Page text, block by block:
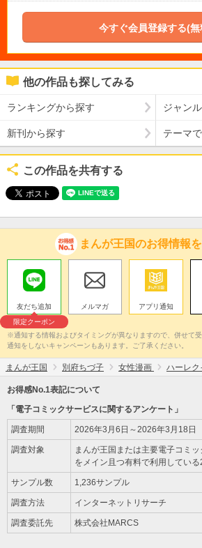
今すぐ会員登録する(無
他の作品も探してみる
ランキングから探す ジャン
新刊から探す テーマ
この作品を共有する
まんが王国のお得情報
友だち追加
限定クーポン
メルマガ アプリ通知
※通知する情報およびタイミングが異なりますので、併せて
通知をしないキャンペーンもあります。ご了承ください。
まんが王国 別府ちづ子 女性漫画 ハーレク
お得感No.1表記について
「電子コミックサービスに関するアンケート」
調査期間 2026年3月6日～2026年3月18日
調査対象
まんが王国または主要電子コミ
をメイン且つ有料で利用してい
サンプル数 1,236サンプル
調査方法 インターネットリサーチ
調査委託先 株式会社MARCS